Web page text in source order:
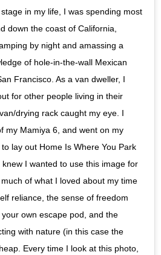
in my life, I was spending most
down the coast of California,
by night and amassing a
of hole-in-the-wall Mexican
Francisco. As a van dweller, I
for other people living in their
drying rack caught my eye. I
my Mamiya 6, and went on my
lay out Home Is Where You Park
I wanted to use this image for
of what I loved about my time
reliance, the sense of freedom
own escape pod, and the
with nature (in this case the
Every time I look at this photo,